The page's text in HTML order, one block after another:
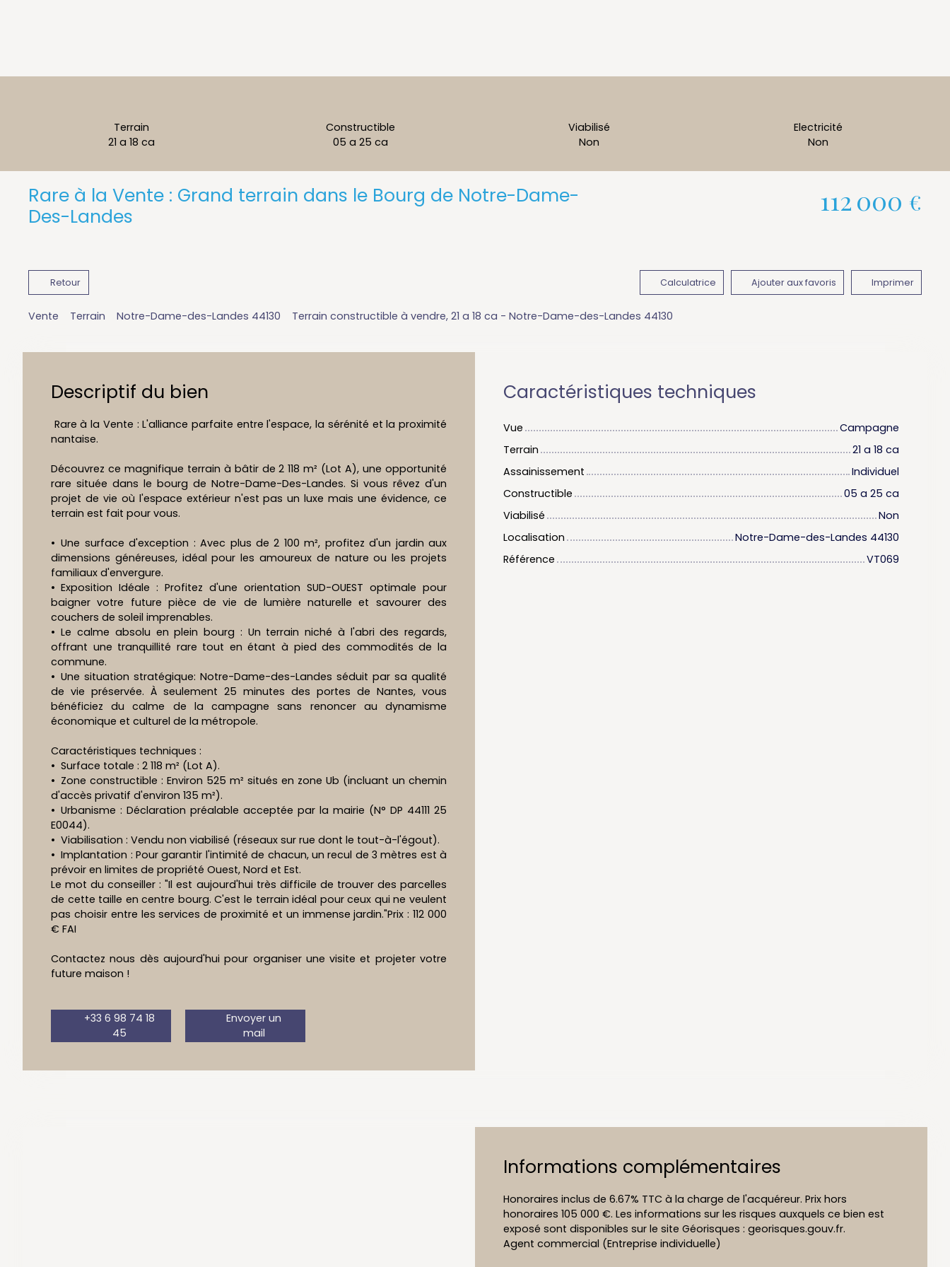
Terrain
21 a 18 ca
Constructible
05 a 25 ca
Viabilisé
Non
Electricité
Non
Rare à la Vente : Grand terrain dans le Bourg de Notre-Dame-
Des-Landes
112 000 €
Retour Calculatrice Ajouter aux favoris Imprimer
Vente Terrain Notre-Dame-des-Landes 44130 Terrain constructible à vendre, 21 a 18 ca - Notre-Dame-des-Landes 44130
Descriptif du bien
Rare à la Vente : L'alliance parfaite entre l'espace, la sérénité et la proximité
nantaise.
Découvrez ce magnifique terrain à bâtir de 2 118 m² (Lot A), une opportunité
rare située dans le bourg de Notre-Dame-Des-Landes. Si vous rêvez d'un
projet de vie où l'espace extérieur n'est pas un luxe mais une évidence, ce
terrain est fait pour vous.
Une surface d'exception : Avec plus de 2 100 m², profitez d'un jardin aux
dimensions généreuses, idéal pour les amoureux de nature ou les projets
familiaux d'envergure.
Exposition Idéale : Profitez d'une orientation SUD-OUEST optimale pour
baigner votre future pièce de vie de lumière naturelle et savourer des
couchers de soleil imprenables.
Le calme absolu en plein bourg : Un terrain niché à l'abri des regards,
offrant une tranquillité rare tout en étant à pied des commodités de la
commune.
Une situation stratégique: Notre-Dame-des-Landes séduit par sa qualité
de vie préservée. À seulement 25 minutes des portes de Nantes, vous
bénéficiez du calme de la campagne sans renoncer au dynamisme
économique et culturel de la métropole.
Caractéristiques techniques :
Surface totale : 2 118 m² (Lot A).
Zone constructible : Environ 525 m² situés en zone Ub (incluant un chemin
d'accès privatif d'environ 135 m²).
Urbanisme : Déclaration préalable acceptée par la mairie (N° DP 44111 25
E0044).
Viabilisation : Vendu non viabilisé (réseaux sur rue dont le tout-à-l'égout).
Implantation : Pour garantir l'intimité de chacun, un recul de 3 mètres est à
prévoir en limites de propriété Ouest, Nord et Est.
Le mot du conseiller : "Il est aujourd'hui très difficile de trouver des parcelles
de cette taille en centre bourg. C'est le terrain idéal pour ceux qui ne veulent
pas choisir entre les services de proximité et un immense jardin."Prix : 112 000
€ FAI
Contactez nous dès aujourd'hui pour organiser une visite et projeter votre
future maison !
+33 6 98 74 18
45
Envoyer un
mail
Caractéristiques techniques
Vue
Campagne
Terrain
21 a 18 ca
Assainissement
Individuel
Constructible
05 a 25 ca
Viabilisé
Non
Localisation
Notre-Dame-des-Landes 44130
Référence
VT069
Informations complémentaires
Honoraires inclus de 6.67% TTC à la charge de l'acquéreur. Prix hors
honoraires 105 000 €. Les informations sur les risques auxquels ce bien est
exposé sont disponibles sur le site Géorisques : georisques.gouv.fr.
Agent commercial (Entreprise individuelle)